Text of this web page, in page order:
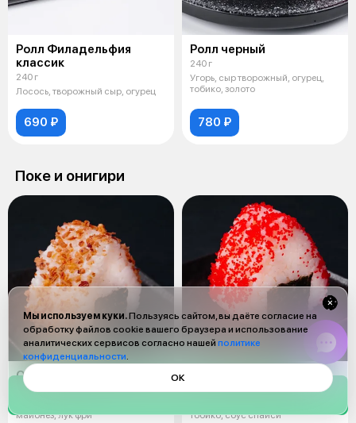
Ролл Филадельфия
классик
240 г
Лосось, творожный сыр, огурец
690 ₽
Ролл черный
240 г
Угорь, сыр творожный, огурец,
тобико, золото
780 ₽
Поке и онигири
Онигири краб
130 г
майонез, лук фри
тобико, соус спайси
Мы используем куки.Пользуясь сайтом, вы даёте согласие на
обработку файлов cookie вашего браузера и использование
аналитических сервисов согласно нашей политике
конфиденциальности.
ОК